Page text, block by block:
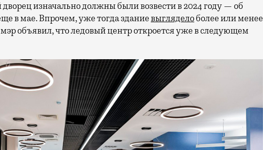
изначально должны были возвести в 2024 году — об
в мае. Впрочем, уже тогда зданиевыгляделоболее или менее
мэр объявил, что ледовый центр откроется уже в следующем